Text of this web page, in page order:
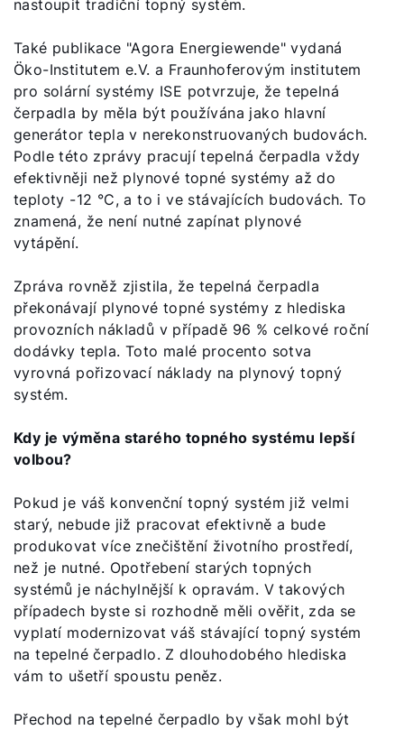
nastoupit tradiční topný systém.
Také publikace "Agora Energiewende" vydaná
Öko-Institutem e.V. a Fraunhoferovým institutem
pro solární systémy ISE potvrzuje, že tepelná
čerpadla by měla být používána jako hlavní
generátor tepla v nerekonstruovaných budovách.
Podle této zprávy pracují tepelná čerpadla vždy
efektivněji než plynové topné systémy až do
teploty -12 °C, a to i ve stávajících budovách. To
znamená, že není nutné zapínat plynové
vytápění.
Zpráva rovněž zjistila, že tepelná čerpadla
překonávají plynové topné systémy z hlediska
provozních nákladů v případě 96 % celkové roční
dodávky tepla. Toto malé procento sotva
vyrovná pořizovací náklady na plynový topný
systém.
Kdy je výměna starého topného systému lepší
volbou?
Pokud je váš konvenční topný systém již velmi
starý, nebude již pracovat efektivně a bude
produkovat více znečištění životního prostředí,
než je nutné. Opotřebení starých topných
systémů je náchylnější k opravám. V takových
případech byste si rozhodně měli ověřit, zda se
vyplatí modernizovat váš stávající topný systém
na tepelné čerpadlo. Z dlouhodobého hlediska
vám to ušetří spoustu peněz.
Přechod na tepelné čerpadlo by však mohl být